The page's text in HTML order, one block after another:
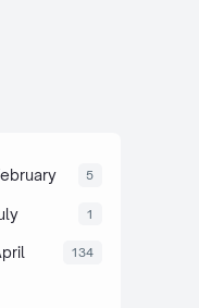
akuntansi
alami alat
amalan
5
1
134